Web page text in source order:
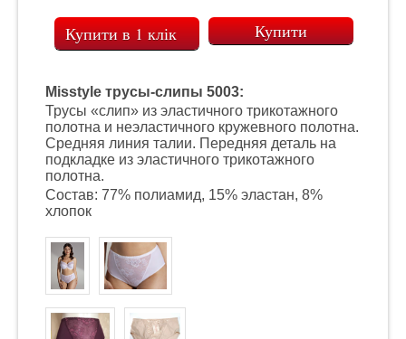
Купити в 1 клік
Misstyle трусы-слипы 5003:
Трусы «слип» из эластичного трикотажного
полотна и неэластичного кружевного полотна.
Средняя линия талии. Передняя деталь на
подкладке из эластичного трикотажного
полотна.
Состав: 77% полиамид, 15% эластан, 8%
хлопок